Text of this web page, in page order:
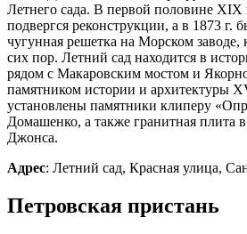
Летнего сада. В первой половине XIX
подвергся реконструкции, а в 1873 г.
чугунная решетка на Морском заводе,
сих пор. Летний сад находится в
рядом с Макаровским мостом и
памятником истории и архитектуры
установлены памятники клиперу
Домашенко, а также гранитная плита
Джонса.
Адрес: Летний сад, Красная улица,
Петровская пристань